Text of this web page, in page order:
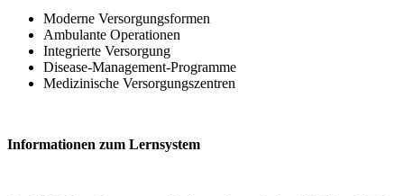
Moderne Versorgungsformen
Ambulante Operationen
Integrierte Versorgung
Disease-Management-Programme
Medizinische Versorgungszentren
Informationen zum Lernsystem